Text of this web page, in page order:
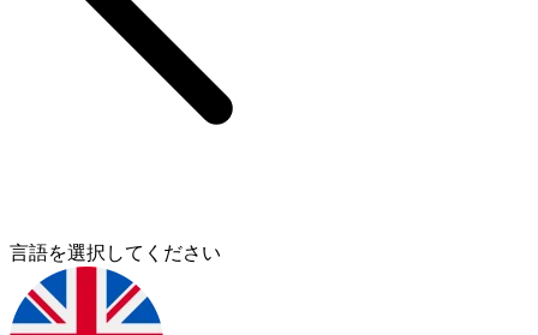
言語を選択してください